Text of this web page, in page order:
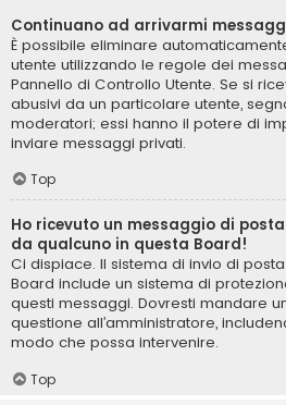
Continuano ad arrivarmi
È possibile eliminare
utente utilizzando le regole dei
Pannello di Controllo Utente. Se si
abusivi da un particolare utente,
moderatori; essi hanno il potere di
inviare messaggi privati​​.
Top
Ho ricevuto un messaggio di
da qualcuno in questa Board!
Ci dispiace. Il sistema di invio di
Board include un sistema di
questi messaggi. Dovresti mandare
questione all’amministratore,
modo che possa intervenire.
Top